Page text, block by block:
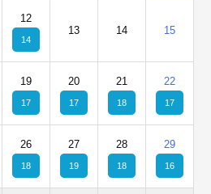
12
14
13 14 15
19
17
20
17
21
18
22
17
26
18
27
19
28
18
29
16